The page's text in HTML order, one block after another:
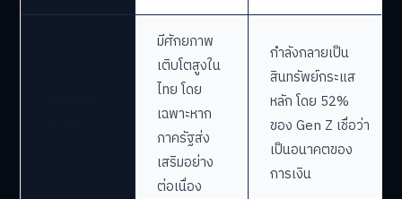
มีศักยภาพ
เติบโตสูงใน
ไทย โดย
เฉพาะหาก
ภาครัฐส่ง
เสริมอย่าง
ต่อเนื่อง
กำลังกลายเป็น
สินทรัพย์กระแส
หลัก โดย 52%
ของ Gen Z เชื่อว่า
เป็นอนาคตของ
การเงิน